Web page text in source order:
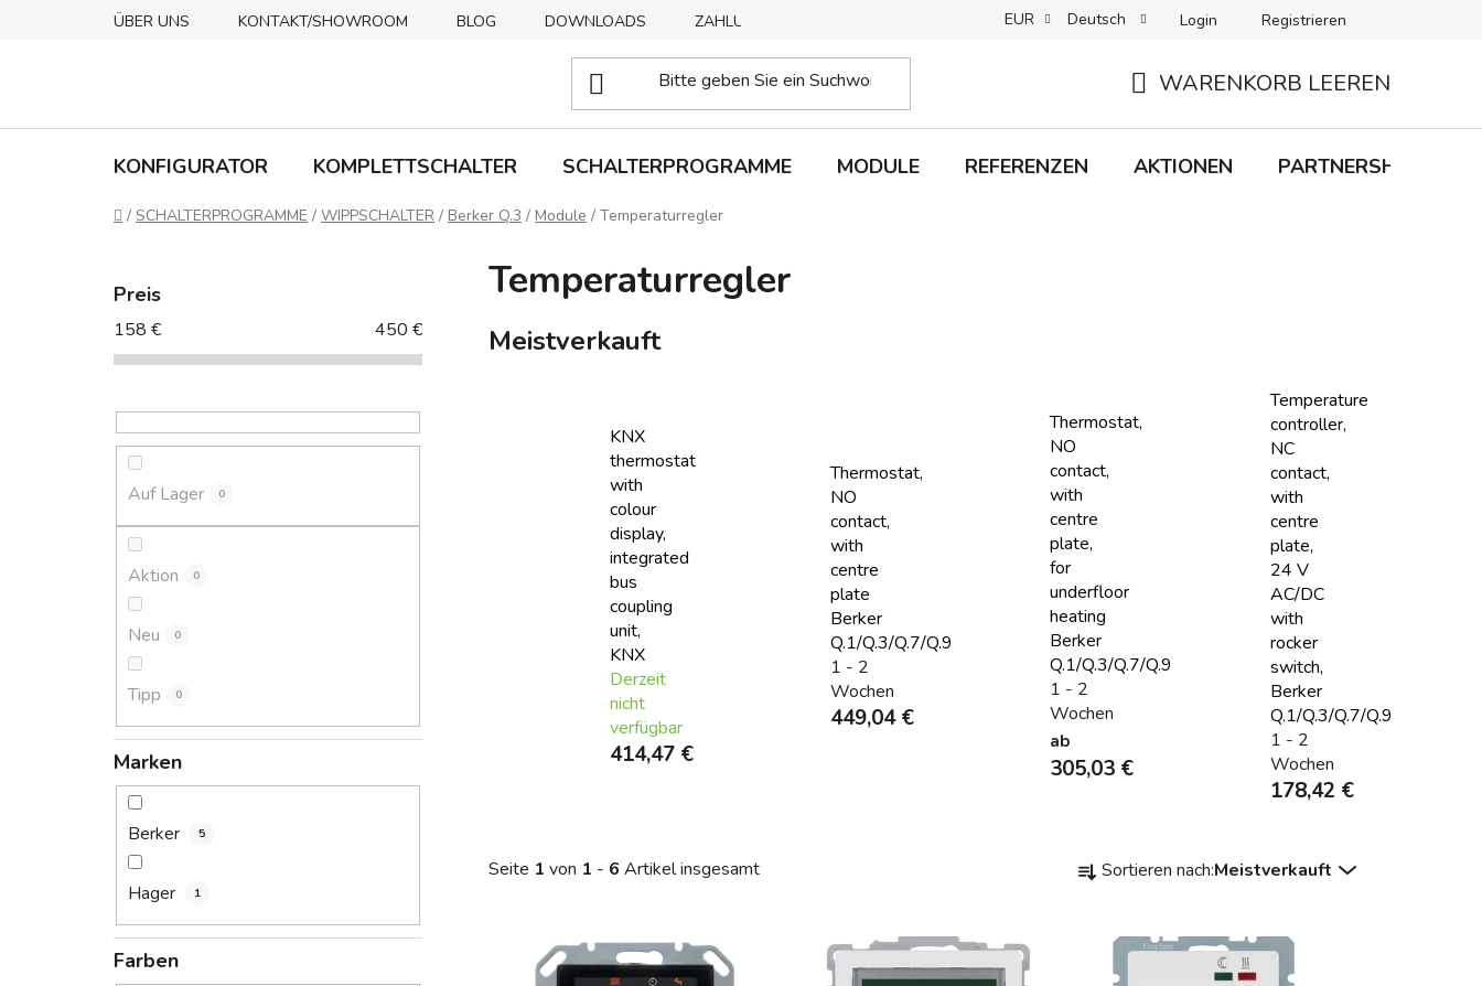
ÜBER UNS KONTAKT/SHOWROOM BLOG DOWNLOADS ZAHLUNGSMETHODEN ABHOLUNG + LIEFERUNG RÜCKGABEN B2C-BEDINGUNGEN
EUR Deutsch Login Registrieren
WARENKORB LEEREN
KONFIGURATOR KOMPLETTSCHALTER SCHALTERPROGRAMME MODULE REFERENZEN AKTIONEN PARTNERSHIP
Startseite
/ SCHALTERPROGRAMME / WIPPSCHALTER / Berker Q.3 / Module / Temperaturregler
Preis
158 € 450 €
Auf Lager 0
Aktion 0
Neu 0
Tipp 0
Marken
Berker 5
Hager 1
Farben
Temperaturregler
Meistverkauft
KNX
thermostat
with
colour
display,
integrated
bus
coupling
unit,
KNX
Derzeit
nicht
verfügbar
414,47 €
Thermostat,
NO
contact,
with
centre
plate
Berker
Q.1/Q.3/Q.7/Q.9
1 - 2
Wochen
449,04 €
Thermostat,
NO
contact,
with
centre
plate,
for
underfloor
heating
Berker
Q.1/Q.3/Q.7/Q.9
1 - 2
Wochen
ab
305,03 €
Temperature
controller,
NC
contact,
with
centre
plate,
24 V
AC/DC
with
rocker
switch,
Berker
Q.1/Q.3/Q.7/Q.9
1 - 2
Wochen
178,42 €
Seite 1 von 1 - 6 Artikel insgesamt
r Sortieren nach:Meistverkauft